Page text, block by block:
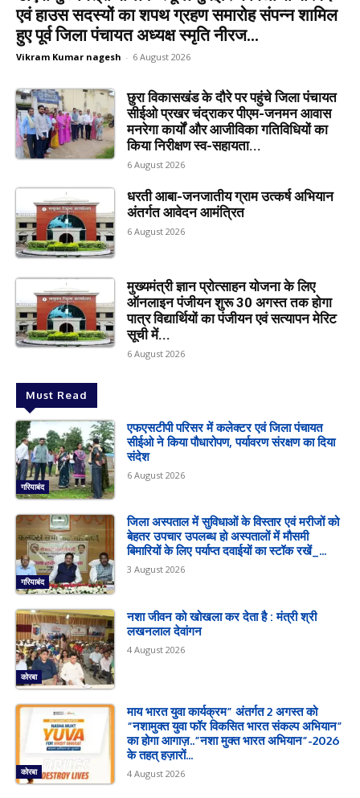
एवं हाउस सदस्यों का शपथ ग्रहण समारोह संपन्न शामिल
हुए पूर्व जिला पंचायत अध्यक्ष स्मृति नीरज...
Vikram Kumar nagesh - 6 August 2026
छुरा विकासखंड के दौरे पर पहुंचे जिला पंचायत
सीईओ प्रखर चंद्राकर पीएम-जनमन आवास
मनरेगा कार्यों और आजीविका गतिविधियों का
किया निरीक्षण स्व-सहायता...
6 August 2026
धरती आबा-जनजातीय ग्राम उत्कर्ष अभियान
अंतर्गत आवेदन आमंत्रित
6 August 2026
मुख्यमंत्री ज्ञान प्रोत्साहन योजना के लिए
ऑनलाइन पंजीयन शुरू 30 अगस्त तक होगा
पात्र विद्यार्थियों का पंजीयन एवं सत्यापन मेरिट
सूची में...
6 August 2026
Must Read
गरियाबंद
एफएसटीपी परिसर में कलेक्टर एवं जिला पंचायत
सीईओ ने किया पौधारोपण, पर्यावरण संरक्षण का दिया
संदेश
6 August 2026
गरियाबंद
जिला अस्पताल में सुविधाओं के विस्तार एवं मरीजों को
बेहतर उपचार उपलब्ध हो अस्पतालों में मौसमी
बिमारियों के लिए पर्याप्त दवाईयों का स्टॉक रखें_...
3 August 2026
कोरबा
नशा जीवन को खोखला कर देता है : मंत्री श्री
लखनलाल देवांगन
4 August 2026
कोरबा
माय भारत युवा कार्यक्रम” अंतर्गत 2 अगस्त को
“नशामुक्त युवा फॉर विकसित भारत संकल्प अभियान”
का होगा आगाज़..”नशा मुक्त भारत अभियान”-2026
के तहत् हज़ारों...
4 August 2026